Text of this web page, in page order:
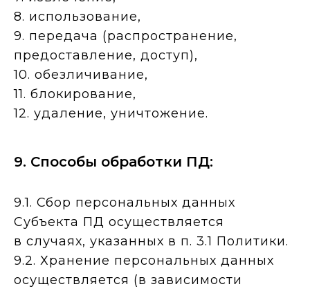
8. использование,
9. передача (распространение,
предоставление, доступ),
10. обезличивание,
11. блокирование,
12. удаление, уничтожение.
9. Способы обработки ПД:
9.1. Сбор персональных данных
Субъекта ПД осуществляется
в случаях, указанных в п. 3.1 Политики.
9.2. Хранение персональных данных
осуществляется (в зависимости